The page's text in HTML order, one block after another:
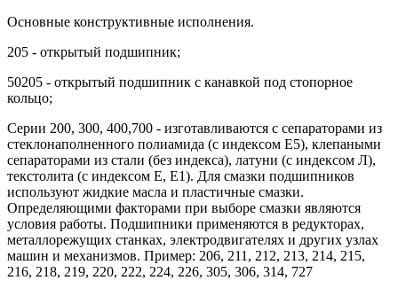
Основные конструктивные исполнения.
205 - открытый подшипник;
50205 - открытый подшипник с канавкой под стопорное
кольцо;
Серии 200, 300, 400,700 - изготавливаются с сепараторами из
стеклонаполненного полиамида (с индексом Е5), клепаными
сепараторами из стали (без индекса), латуни (с индексом Л),
текстолита (с индексом Е, Е1). Для смазки подшипников
используют жидкие масла и пластичные смазки.
Определяющими факторами при выборе смазки являются
условия работы. Подшипники применяются в редукторах,
металлорежущих станках, электродвигателях и других узлах
машин и механизмов. Пример: 206, 211, 212, 213, 214, 215,
216, 218, 219, 220, 222, 224, 226, 305, 306, 314, 727